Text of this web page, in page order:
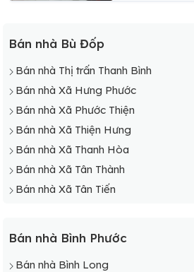
Bán nhà Bù Đốp
Bán nhà Thị trấn Thanh Bình
Bán nhà Xã Hưng Phước
Bán nhà Xã Phước Thiện
Bán nhà Xã Thiện Hưng
Bán nhà Xã Thanh Hòa
Bán nhà Xã Tân Thành
Bán nhà Xã Tân Tiến
Bán nhà Bình Phước
Bán nhà Bình Long